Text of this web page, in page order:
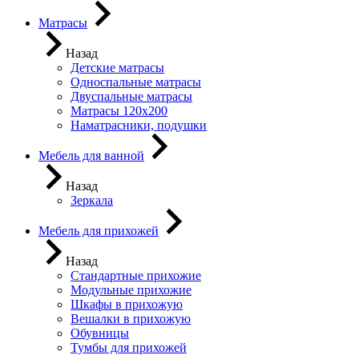
Матрасы
Назад
Детские матрасы
Односпальные матрасы
Двуспальные матрасы
Матрасы 120х200
Наматрасники, подушки
Мебель для ванной
Назад
Зеркала
Мебель для прихожей
Назад
Стандартные прихожие
Модульные прихожие
Шкафы в прихожую
Вешалки в прихожую
Обувницы
Тумбы для прихожей